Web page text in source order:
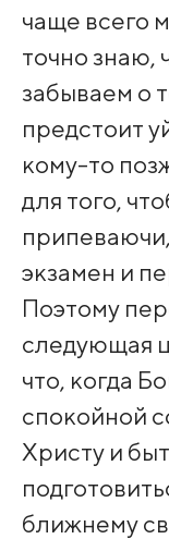
чаще всего
точно знаю,
забываем о
предстоит
кому-то
для того,
припеваючи,
экзамен и
Поэтому
следующая
что, когда
спокойной
Христу и
ближнему